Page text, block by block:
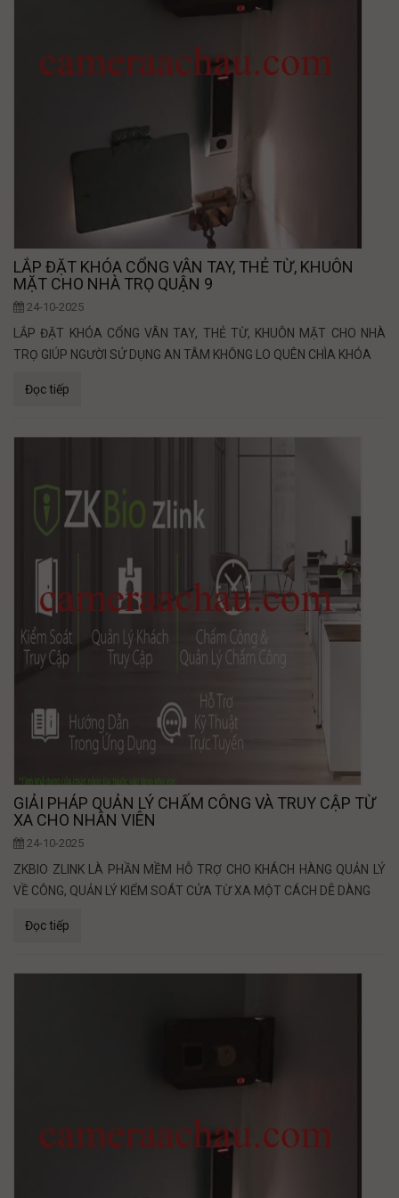
LẮP ĐẶT KHÓA CỔNG VÂN TAY, THẺ TỪ, KHUÔN
MẶT CHO NHÀ TRỌ QUẬN 9
24-10-2025
LẮP ĐẶT KHÓA CỔNG VÂN TAY, THẺ TỪ, KHUÔN MẶT CHO NHÀ
TRỌ GIÚP NGƯỜI SỬ DỤNG AN TÂM KHÔNG LO QUÊN CHÌA KHÓA
Đọc tiếp
GIẢI PHÁP QUẢN LÝ CHẤM CÔNG VÀ TRUY CẬP TỪ
XA CHO NHÂN VIÊN
24-10-2025
ZKBIO ZLINK LÀ PHẦN MỀM HỖ TRỢ CHO KHÁCH HÀNG QUẢN LÝ
VỀ CÔNG, QUẢN LÝ KIỂM SOÁT CỬA TỪ XA MỘT CÁCH DỄ DÀNG
Đọc tiếp